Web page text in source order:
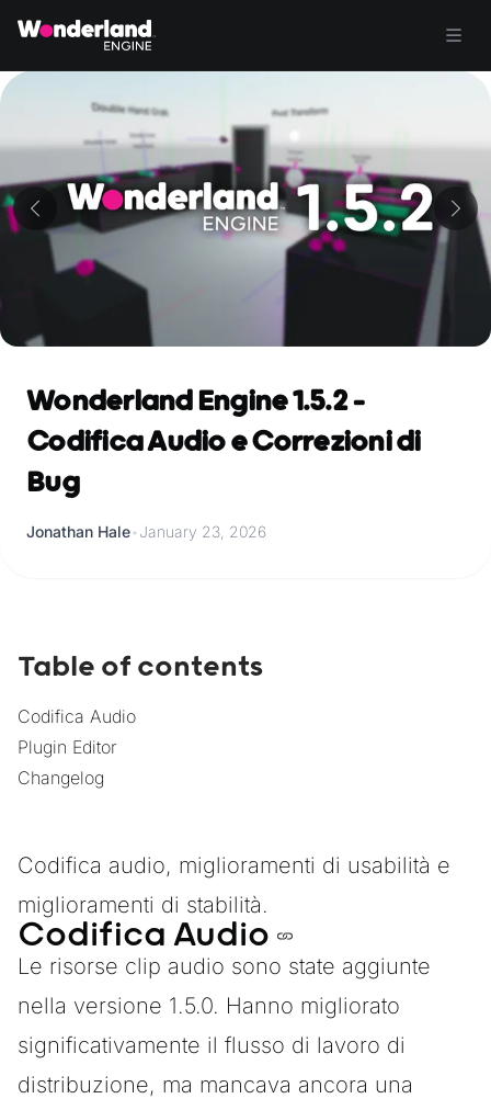
Wonderland Engine 1.5.2 -
Codifica Audio e Correzioni di
Bug
Jonathan Hale• January 23, 2026
Codifica audio, miglioramenti di usabilità e
miglioramenti di stabilità.
Codifica Audio
Le risorse clip audio sono state aggiunte
nella versione 1.5.0. Hanno migliorato
significativamente il flusso di lavoro di
distribuzione, ma mancava ancora una
Table of contents
Codifica Audio
Plugin Editor
Changelog